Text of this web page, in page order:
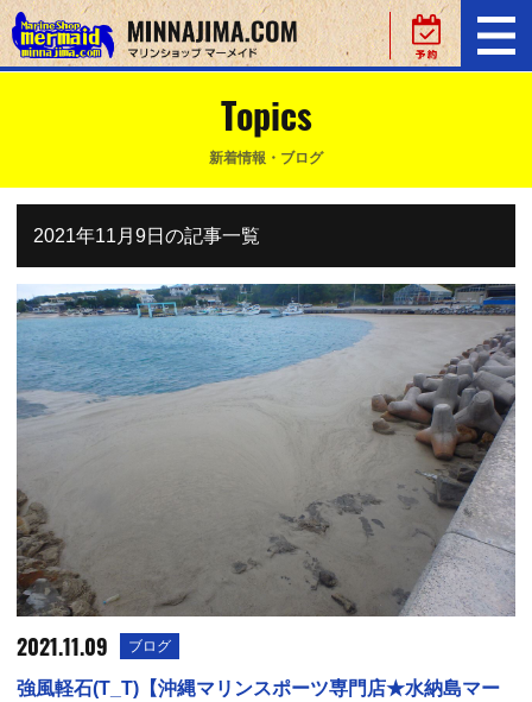
Topics
新着情報・ブログ
2021年11月9日の記事一覧
2021.11.09 ブログ
強風軽石(T_T)【沖縄マリンスポーツ専門店★水納島マー